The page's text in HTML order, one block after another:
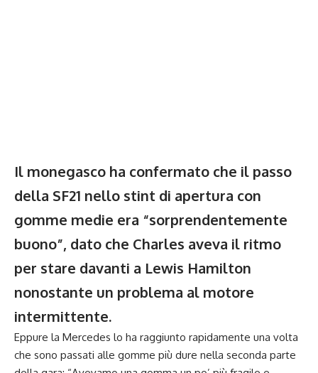
Il monegasco ha confermato che il passo
della SF21 nello stint di apertura con
gomme medie era “sorprendentemente
buono”, dato che Charles aveva il ritmo
per stare davanti a Lewis Hamilton
nonostante un problema al motore
intermittente.
Eppure la Mercedes lo ha raggiunto rapidamente una volta
che sono passati alle gomme più dure nella seconda parte